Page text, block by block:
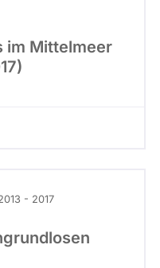
im Mittelmeer
- 2017